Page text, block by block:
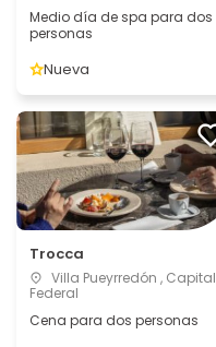
Medio día de spa para dos
personas
Nueva
Trocca
Villa Pueyrredón , Capital
Federal
Cena para dos personas